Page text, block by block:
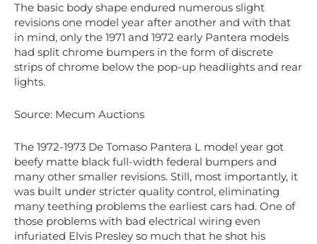
The basic body shape endured numerous slight
revisions one model year after another and with that
in mind, only the 1971 and 1972 early Pantera models
had split chrome bumpers in the form of discrete
strips of chrome below the pop-up headlights and rear
lights.
Source: Mecum Auctions
The 1972-1973 De Tomaso Pantera L model year got
beefy matte black full-width federal bumpers and
many other smaller revisions. Still, most importantly, it
was built under stricter quality control, eliminating
many teething problems the earliest cars had. One of
those problems with bad electrical wiring even
infuriated Elvis Presley so much that he shot his